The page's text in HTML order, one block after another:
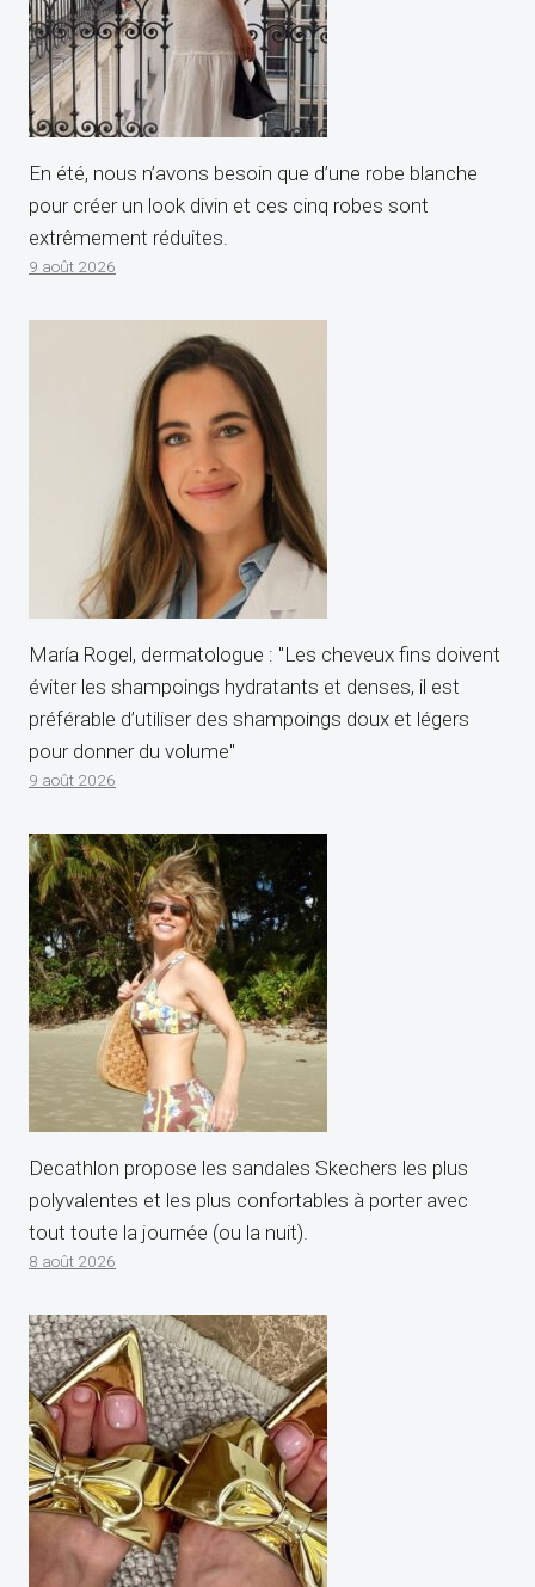
En été, nous n’avons besoin que d’une robe blanche
pour créer un look divin et ces cinq robes sont
extrêmement réduites.
9 août 2026
María Rogel, dermatologue : "Les cheveux fins doivent
éviter les shampoings hydratants et denses, il est
préférable d’utiliser des shampoings doux et légers
pour donner du volume"
9 août 2026
Decathlon propose les sandales Skechers les plus
polyvalentes et les plus confortables à porter avec
tout toute la journée (ou la nuit).
8 août 2026